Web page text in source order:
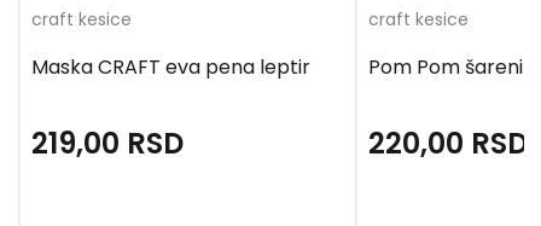
craft kesice
Maska CRAFT eva pena leptir
219,00 RSD
craft kesice
Pom Pom šareni
220,00 RSD